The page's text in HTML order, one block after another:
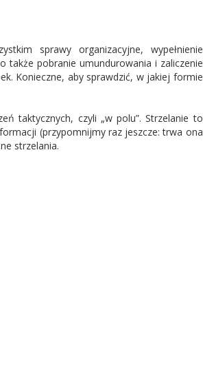
sprawy organizacyjne, wypełnienie
także pobranie umundurowania i zaliczenie
Konieczne, aby sprawdzić, w jakiej formie
taktycznych, czyli „w polu”. Strzelanie to
(przypomnijmy raz jeszcze: trwa ona
strzelania.